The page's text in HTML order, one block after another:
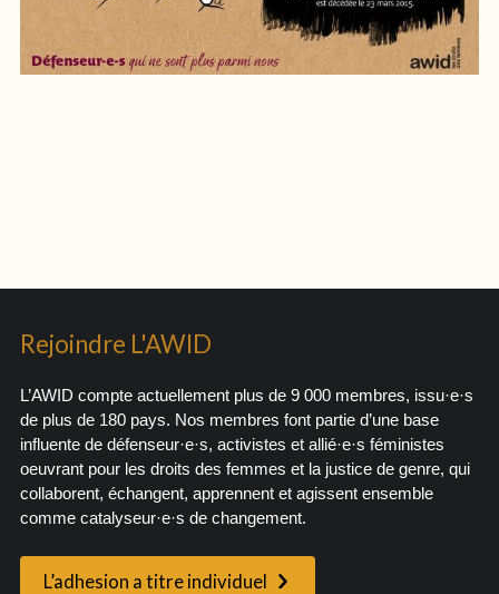
Rejoindre L'AWID
L’AWID compte actuellement plus de 9 000 membres, issu·e·s
de plus de 180 pays. Nos membres font partie d’une base
influente de défenseur·e·s, activistes et allié·e·s féministes
oeuvrant pour les droits des femmes et la justice de genre, qui
collaborent, échangent, apprennent et agissent ensemble
comme catalyseur·e·s de changement.
L’adhesion a titre individuel